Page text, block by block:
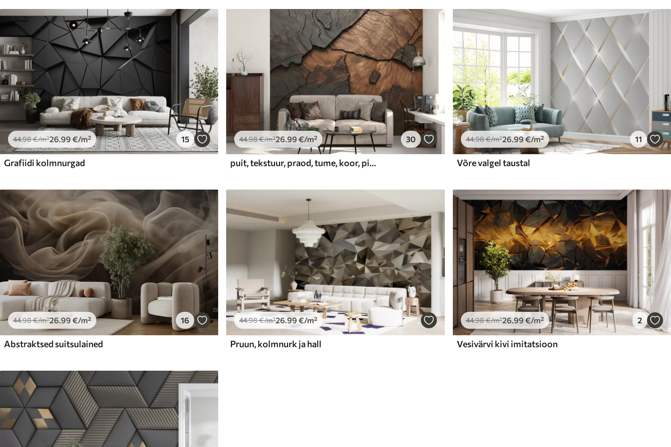
44.98€/m²26.99 €/m² 15
Grafiidi kolmnurgad
44.98€/m²26.99 €/m² 30
puit, tekstuur, praod, tume, koor, pind
44.98€/m²26.99 €/m² 11
Võre valgel taustal
44.98€/m²26 .99 €/m² 16
Abstraktsed suitsulained
44.98€/m²26 .99 €/m²
Pruun, kolmnurk ja hall
44.98€/m²26.99 €/m² 2
Vesivärvi kivi imitatsioon